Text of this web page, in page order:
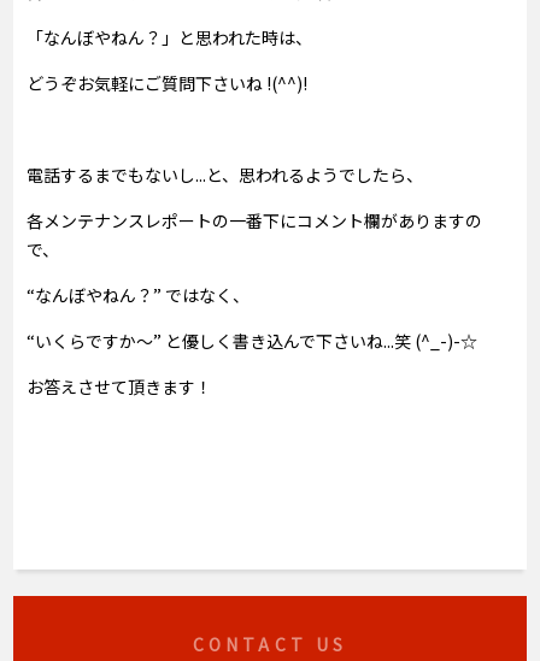
「なんぼやねん？」と思われた時は、
どうぞお気軽にご質問下さいね !(^^)!
電話するまでもないし...と、思われるようでしたら、
各メンテナンスレポートの一番下にコメント欄がありますの
で、
“なんぼやねん？” ではなく、
“いくらですか～” と優しく書き込んで下さいね...笑 (^_-)-☆
お答えさせて頂きます！
CONTACT US